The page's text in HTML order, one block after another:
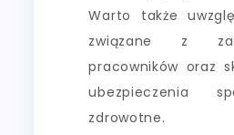
Warto także
związane z
pracowników oraz
ubezpieczenia
zdrowotne.